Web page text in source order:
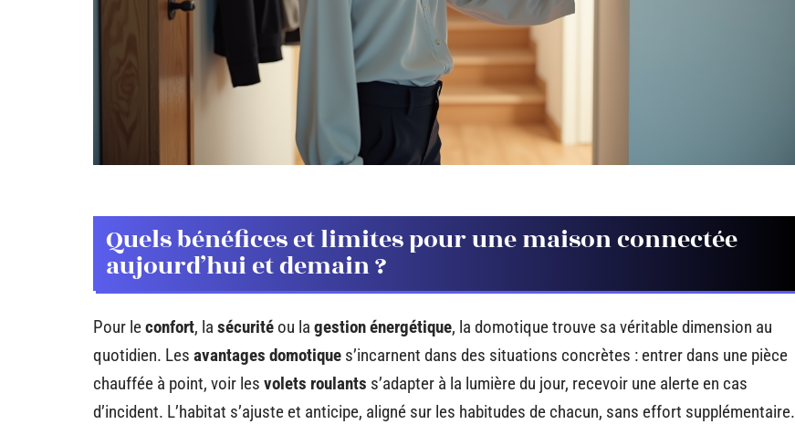
Quels bénéfices et limites pour une maison connectée
aujourd’hui et demain ?
Pour leconfort, la sécurité ou la gestion énergétique, la domotique trouve sa véritable dimension au
quotidien. Les avantages domotique s’incarnent dans des situations concrètes : entrer dans une pièce
chauffée à point, voir les volets roulants s’adapter à la lumière du jour, recevoir une alerte en cas
d’incident. L’habitat s’ajuste et anticipe, aligné sur les habitudes de chacun, sans effort supplémentaire.